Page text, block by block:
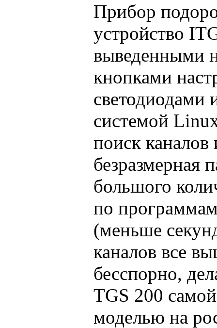
Прибор
устройство
выведенными
кнопками
светодиодами
системой
поиск
безразмерная
большого
по
(меньше
каналов все
бесспорно,
TGS 200
моделью на